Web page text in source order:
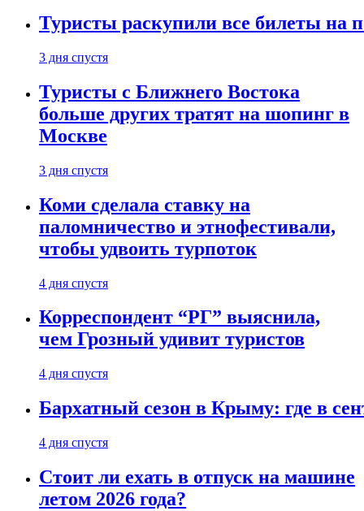
Туристы раскупили все билеты на
3 дня спустя
Туристы с Ближнего Востока
больше других тратят на шопинг в
Москве
3 дня спустя
Коми сделала ставку на
паломничество и этнофестивали,
чтобы удвоить турпоток
4 дня спустя
Корреспондент “РГ” выяснила,
чем Грозный удивит туристов
4 дня спустя
Бархатный сезон в Крыму: где в
4 дня спустя
Стоит ли ехать в отпуск на машине
летом 2026 года?